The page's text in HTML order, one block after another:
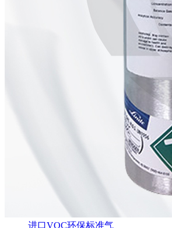
进口VOC环保标准气